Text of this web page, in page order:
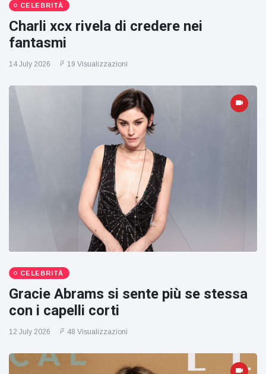
CELEBRITÀ
Charli xcx rivela di credere nei
fantasmi
14 July 2026 19 Visualizzazioni
CELEBRITÀ
Gracie Abrams si sente più se stessa
con i capelli corti
12 July 2026 48 Visualizzazioni